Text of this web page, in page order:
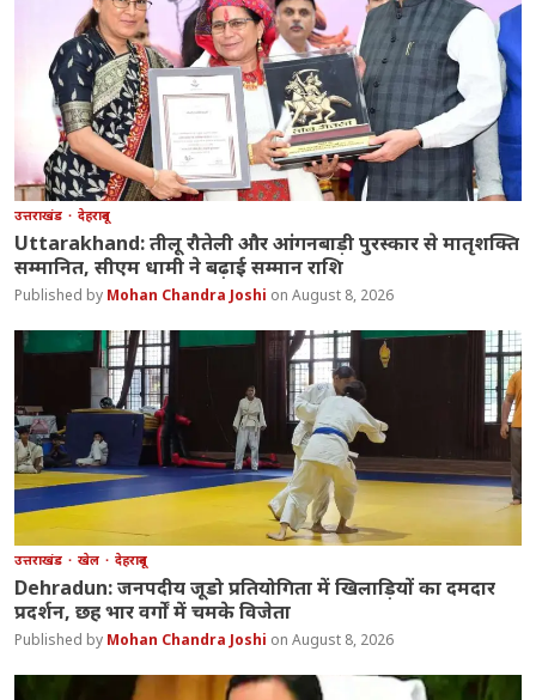
उत्तराखंड देहरादून
Uttarakhand: तीलू रौतेली और आंगनबाड़ी पुरस्कार से मातृशक्ति
सम्मानित, सीएम धामी ने बढ़ाई सम्मान राशि
Mohan Chandra Joshi August 8, 2026
उत्तराखंड खेल देहरादून
Dehradun: जनपदीय जूडो प्रतियोगिता में खिलाड़ियों का दमदार
प्रदर्शन, छह भार वर्गों में चमके विजेता
Mohan Chandra Joshi August 8, 2026